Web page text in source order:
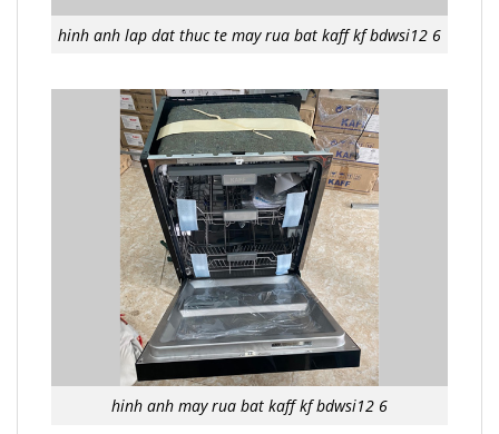
hinh anh lap dat thuc te may rua bat kaff kf bdwsi12 6
hinh anh may rua bat kaff kf bdwsi12 6